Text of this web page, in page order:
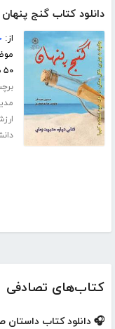
کتاب‌های تصادفی
🎧 دانلود کتاب
دانلود کتاب گنج پنهان
از:
۵۰ صفحه